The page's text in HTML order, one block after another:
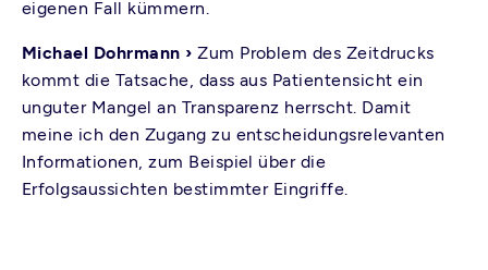
eigenen Fall kümmern.
Michael Dohrmann › Zum Problem des Zeitdrucks
kommt die Tatsache, dass aus Patientensicht ein
unguter Mangel an Transparenz herrscht. Damit
meine ich den Zugang zu entscheidungsrelevanten
Informationen, zum Beispiel über die
Erfolgsaussichten bestimmter Eingriffe.